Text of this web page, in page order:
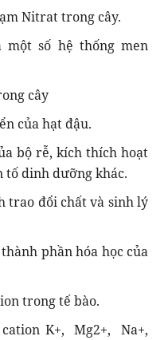
Nitrat trong cây.
một số hệ thống men
cây
của hạt đậu.
bộ rễ, kích thích hoạt
tố dinh dưỡng khác.
trao đổi chất và sinh lý
phần hóa học của
trong tế bào.
K+, Mg2+, Na+,